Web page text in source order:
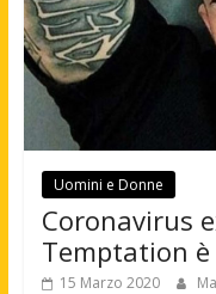
Uomini e Donne
Coronavirus
Temptation
15 Marzo 2020